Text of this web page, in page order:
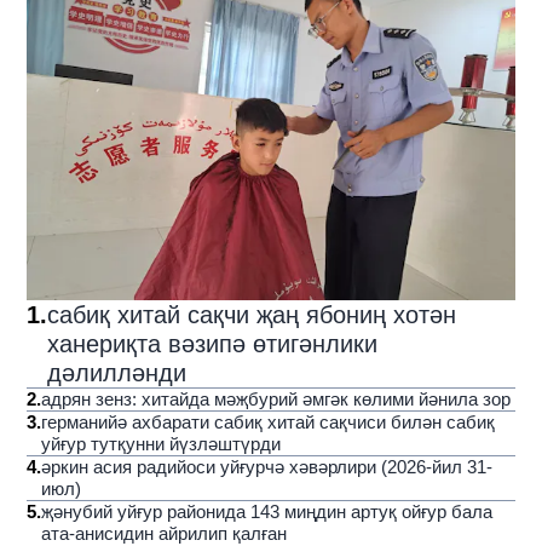
1.сабиқ хитай сақчи җаң ябониң хотән
ханериқта вәзипә өтигәнлики
дәлилләнди
2.адрян зенз: хитайда мәҗбурий әмгәк көлими йәнила зор
3.германийә ахбарати сабиқ хитай сақчиси билән сабиқ
уйғур тутқунни йүзләштүрди
4.әркин асия радийоси уйғурчә хәвәрлири (2026-йил 31-
июл)
5.җәнубий уйғур районида 143 миңдин артуқ ойғур бала
ата-анисидин айрилип қалған